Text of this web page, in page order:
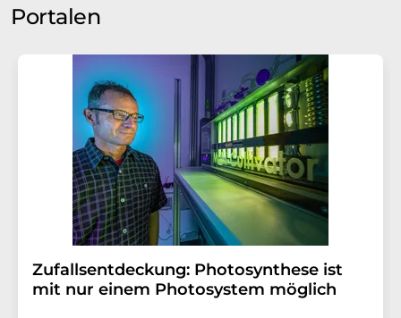
Portalen
Zufallsentdeckung: Photosynthese ist
mit nur einem Photosystem möglich